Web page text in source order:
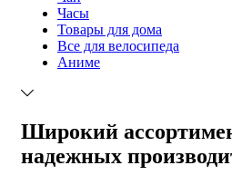
Часы
Товары для дома
Все для велосипеда
Аниме
Широкий
надежных